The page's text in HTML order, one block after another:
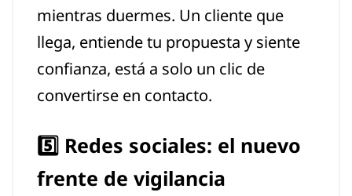
mientras duermes. Un cliente que
llega, entiende tu propuesta y siente
confianza, está a solo un clic de
convertirse en contacto.
5️⃣ Redes sociales: el nuevo
frente de vigilancia